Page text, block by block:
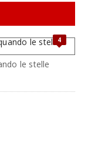
4
le stelle